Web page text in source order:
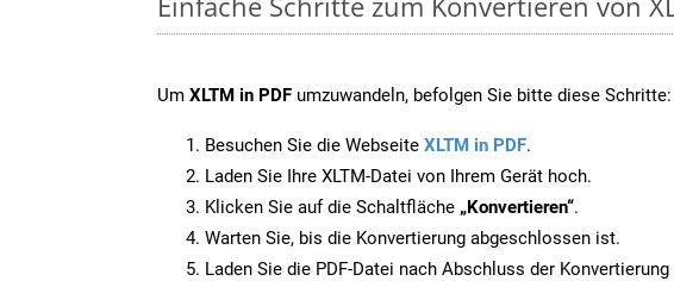
Um XLTM in PDF umzuwandeln, befolgen Sie bitte diese Schritte:
Besuchen Sie die Webseite XLTM in PDF.
Laden Sie Ihre XLTM-Datei von Ihrem Gerät hoch.
Klicken Sie auf die Schaltfläche „Konvertieren“.
Warten Sie, bis die Konvertierung abgeschlossen ist.
Laden Sie die PDF-Datei nach Abschluss der